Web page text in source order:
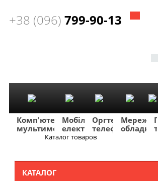
+38 (096) 799-90-13
Комп'ютери
мультимедіа
Мобільна
електроніка
Оргтехніка
телефонія
Мережеве
Каталог товаров
КАТАЛОГ